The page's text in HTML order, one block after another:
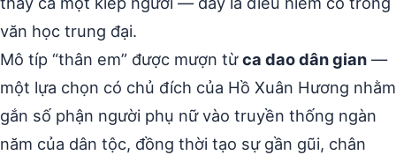
văn học trung đại.
Mô típ “thân em” được mượn từca dao dân gian —
một lựa chọn có chủ đích của Hồ Xuân Hương nhằm
gắn số phận người phụ nữ vào truyền thống ngàn
năm của dân tộc, đồng thời tạo sự gần gũi, chân